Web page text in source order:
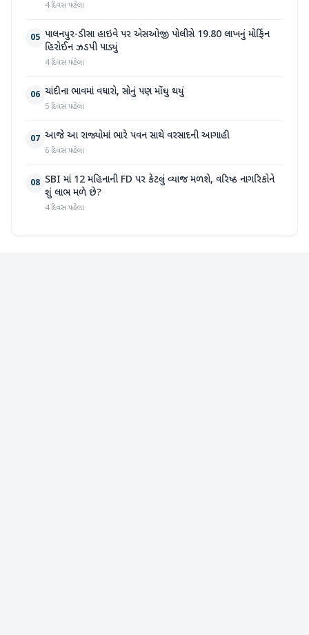
4 દિવસ પહેલા
05 પાલનપુર-ડીસા હાઇવે પર એસઓજી પોલીસે 19.80 લાખનું મોર્ફિન
હિરોઈન ઝડપી પાડ્યું
4 દિવસ પહેલા
06 ચાંદીના ભાવમાં વધારો, સોનું પણ મોંઘુ થયું
5 દિવસ પહેલા
07 આજે આ રાજ્યોમાં ભારે પવન સાથે વરસાદની આગાહી
6 દિવસ પહેલા
08 SBI માં 12 મહિનાની FD પર કેટલું વ્યાજ મળશે, વરિષ્ઠ નાગરિકોને
શું લાભ મળે છે?
4 દિવસ પહેલા